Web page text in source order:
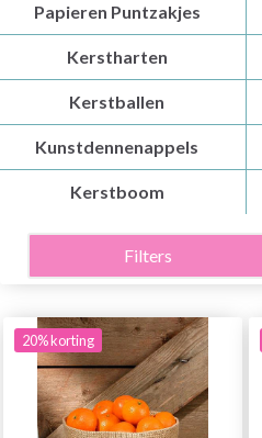
Papieren Puntzakjes
Kerstharten
Kerstballen
Kunstdennenappels
Kerstboom
Filters
20% korting